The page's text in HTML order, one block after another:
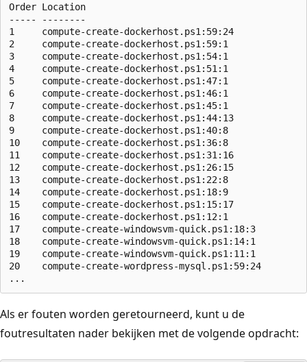
Order Location
----- --------
1     compute-create-dockerhost.ps1:59:24
2     compute-create-dockerhost.ps1:59:1
3     compute-create-dockerhost.ps1:54:1
4     compute-create-dockerhost.ps1:51:1
5     compute-create-dockerhost.ps1:47:1
6     compute-create-dockerhost.ps1:46:1
7     compute-create-dockerhost.ps1:45:1
8     compute-create-dockerhost.ps1:44:13
9     compute-create-dockerhost.ps1:40:8
10    compute-create-dockerhost.ps1:36:8
11    compute-create-dockerhost.ps1:31:16
12    compute-create-dockerhost.ps1:26:15
13    compute-create-dockerhost.ps1:22:8
14    compute-create-dockerhost.ps1:18:9
15    compute-create-dockerhost.ps1:15:17
16    compute-create-dockerhost.ps1:12:1
17    compute-create-windowsvm-quick.ps1:18:3
18    compute-create-windowsvm-quick.ps1:14:1
19    compute-create-windowsvm-quick.ps1:11:1
20    compute-create-wordpress-mysql.ps1:59:24
Als er fouten worden geretourneerd, kunt u de
foutresultaten nader bekijken met de volgende opdracht: